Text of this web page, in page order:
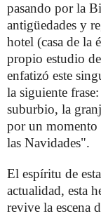
pasando por la
antigüedades y
hotel (casa de la
propio estudio
enfatizó este
la siguiente
suburbio, la
por un momento
las Navidades".
El espíritu de
actualidad, esta
revive la escena